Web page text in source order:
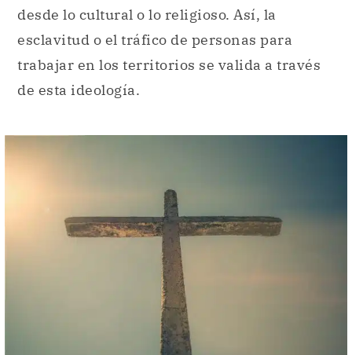
desde lo cultural o lo religioso. Así, la
esclavitud o el tráfico de personas para
trabajar en los territorios se valida a través
de esta ideología.